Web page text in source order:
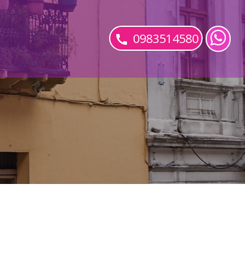
0983514580